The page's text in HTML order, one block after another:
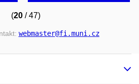
(20 / 47)
webmaster@fi.muni.cz